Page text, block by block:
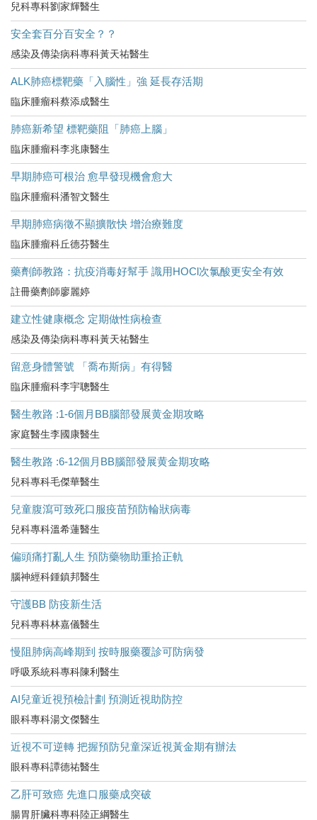
兒科專科劉家輝醫生
安全套百分百安全？？
感染及傳染病科專科黃天祐醫生
ALK肺癌標靶藥「入腦性」強 延長存活期
臨床腫瘤科蔡添成醫生
肺癌新希望 標靶藥阻「肺癌上腦」
臨床腫瘤科李兆康醫生
早期肺癌可根治 愈早發現機會愈大
臨床腫瘤科潘智文醫生
早期肺癌病徵不顯擴散快 增治療難度
臨床腫瘤科丘德芬醫生
藥劑師教路：抗疫消毒好幫手 識用HOCl次氯酸更安全有效
註冊藥劑師廖麗婷
建立性健康概念 定期做性病檢查
感染及傳染病科專科黃天祐醫生
留意身體警號 「喬布斯病」有得醫
臨床腫瘤科李宇聰醫生
醫生教路 :1-6個月BB腦部發展黄金期攻略
家庭醫生李國康醫生
醫生教路 :6-12個月BB腦部發展黄金期攻略
兒科專科毛傑華醫生
兒童腹瀉可致死口服疫苗預防輪狀病毒
兒科專科溫希蓮醫生
偏頭痛打亂人生 預防藥物助重拾正軌
腦神經科鍾鎮邦醫生
守護BB 防疫新生活
兒科專科林嘉儀醫生
慢阻肺病高峰期到 按時服藥覆診可防病發
呼吸系統科專科陳利醫生
AI兒童近視預檢計劃 預測近視助防控
眼科專科湯文傑醫生
近視不可逆轉 把握預防兒童深近視黃金期有辦法
眼科專科譚德祐醫生
乙肝可致癌 先進口服藥成突破
腸胃肝臟科專科陸正綱醫生